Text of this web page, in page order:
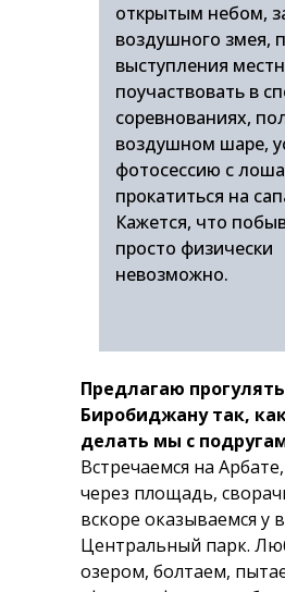
открытым небом,
воздушного змея,
выступления
поучаствовать в
соревнованиях,
воздушном шаре,
фотосессию с
прокатиться на
Кажется, что
просто физически
невозможно.
Предлагаю
Биробиджану так,
делать мы с
Встречаемся на
через площадь,
вскоре оказываемся у
Центральный парк.
озером, болтаем,